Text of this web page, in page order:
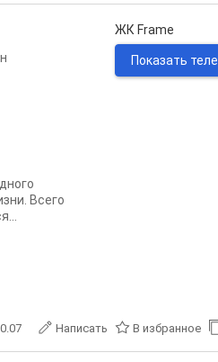
Всего
ЖК Frame
Показать
Написать В избранное